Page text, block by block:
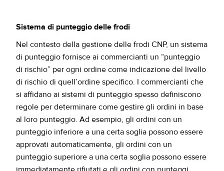
Sistema di punteggio delle frodi
Nel contesto della gestione delle frodi CNP, un sistema
di punteggio fornisce ai commercianti un “punteggio
di rischio” per ogni ordine come indicazione del livello
di rischio di quell’ordine specifico. I commercianti che
si affidano ai sistemi di punteggio spesso definiscono
regole per determinare come gestire gli ordini in base
al loro punteggio. Ad esempio, gli ordini con un
punteggio inferiore a una certa soglia possono essere
approvati automaticamente, gli ordini con un
punteggio superiore a una certa soglia possono essere